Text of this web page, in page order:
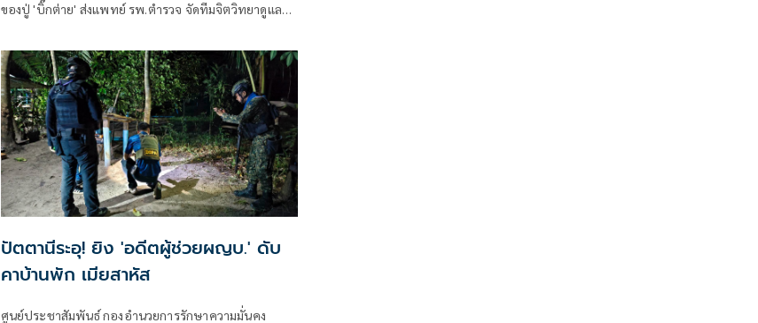
ของปู่ 'บิ๊กต่าย' ส่งแพทย์ รพ.ตำรวจ จัดทีมจิตวิทยาดูแล
ปัตตานีระอุ! ยิง 'อดีตผู้ช่วยผญบ.' ดับ
คาบ้านพัก เมียสาหัส
ศูนย์ประชาสัมพันธ์ กองอำนวยการรักษาความมั่นคง